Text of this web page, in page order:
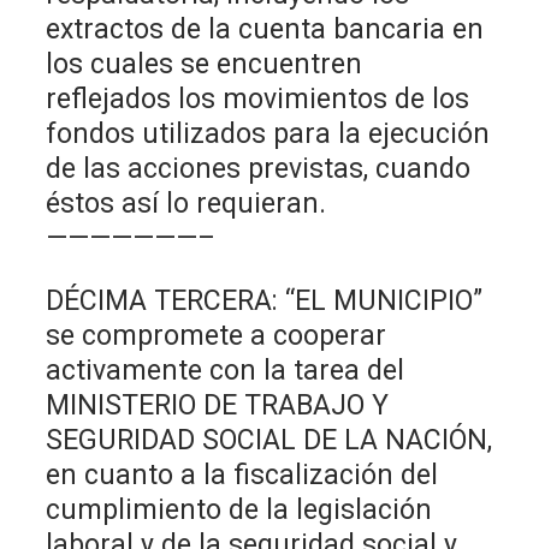
extractos de la cuenta bancaria en
los cuales se encuentren
reflejados los movimientos de los
fondos utilizados para la ejecución
de las acciones previstas, cuando
éstos así lo requieran.
———————–
DÉCIMA TERCERA: “EL MUNICIPIO”
se compromete a cooperar
activamente con la tarea del
MINISTERIO DE TRABAJO Y
SEGURIDAD SOCIAL DE LA NACIÓN,
en cuanto a la fiscalización del
cumplimiento de la legislación